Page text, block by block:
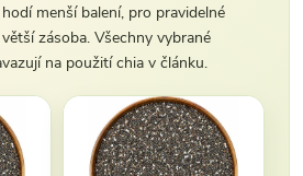
menší balení, pro pravidelné
zásoba. Všechny vybrané
na použití chia v článku.